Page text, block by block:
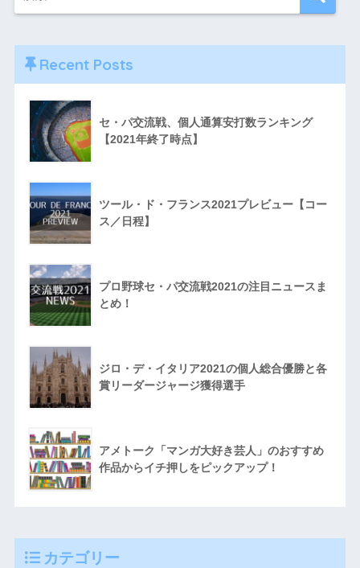
Recent Posts
セ・パ交流戦、個人通算安打数ランキング
【2021年終了時点】
ツール・ド・フランス2021プレビュー【コー
ス／日程】
プロ野球セ・パ交流戦2021の注目ニュースま
とめ！
ジロ・デ・イタリア2021の個人総合優勝と各
賞リーダージャージ獲得選手
アメトーク「マンガ大好き芸人」のおすすめ
作品からイチ押しをピックアップ！
カテゴリー